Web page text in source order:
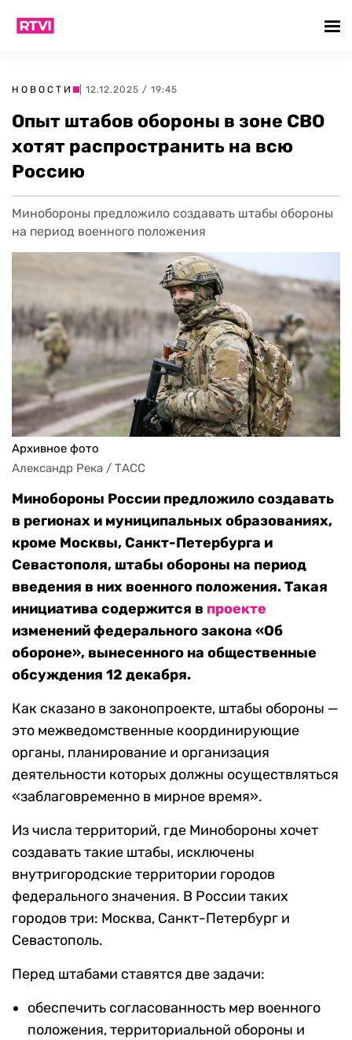
НОВОСТИ | 12.12.2025 / 19:45
Опыт штабов обороны в зоне СВО
хотят распространить на всю
Россию
Минобороны предложило создавать штабы обороны
на период военного положения
Архивное фото
Александр Река / ТАСС
Минобороны России предложило создавать
в регионах и муниципальных образованиях,
кроме Москвы, Санкт-Петербурга и
Севастополя, штабы обороны на период
введения в них военного положения. Такая
инициатива содержится в проекте
изменений федерального закона «Об
обороне», вынесенного на общественные
обсуждения 12 декабря.
Как сказано в законопроекте, штабы обороны —
это межведомственные координирующие
органы, планирование и организация
деятельности которых должны осуществляться
«заблаговременно в мирное время».
Из числа территорий, где Минобороны хочет
создавать такие штабы, исключены
внутригородские территории городов
федерального значения. В России таких
городов три: Москва, Санкт-Петербург и
Севастополь.
Перед штабами ставятся две задачи:
обеспечить согласованность мер военного
положения, территориальной обороны и